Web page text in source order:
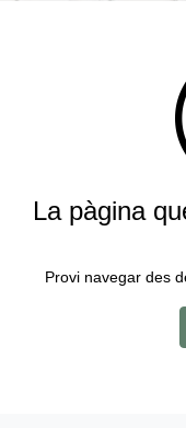
La pàgina
Provi navegar des